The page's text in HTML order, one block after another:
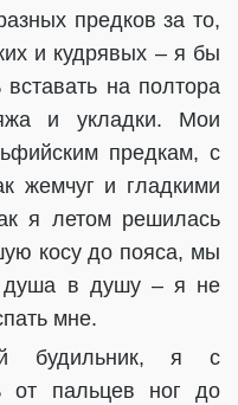
предков за то,
и кудрявых – я бы
на полтора
и укладки. Мои
предкам, с
жемчуг и гладкими
я летом решилась
косу до пояса, мы
душа в душу – я не
мне.
будильник, я с
от пальцев ног до